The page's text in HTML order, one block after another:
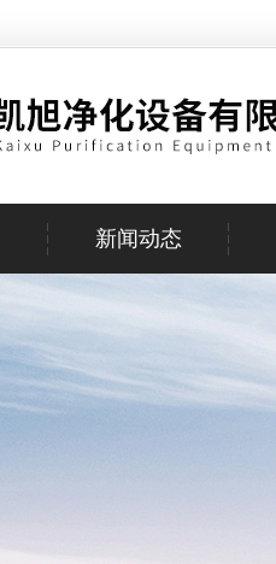
新闻动态